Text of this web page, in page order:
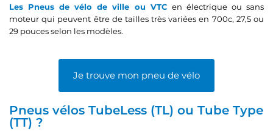
Les Pneus de vélo de ville ou VTC en électrique ou sans
moteur qui peuvent être de tailles très variées en 700c, 27,5 ou
29 pouces selon les modèles.
Je trouve mon pneu de vélo
Pneus vélos TubeLess (TL) ou Tube Type
(TT) ?